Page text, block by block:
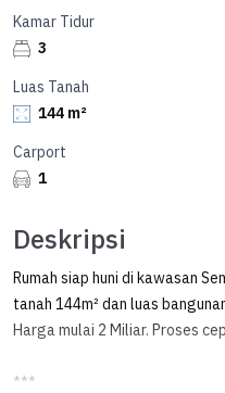
Kamar Tidur
3
Luas Tanah
144 m²
Carport
1
Deskripsi
Rumah siap huni di kawasan
tanah 144m² dan luas
Harga mulai 2 Miliar. Proses
***